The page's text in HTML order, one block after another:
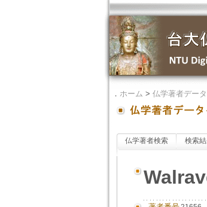
． ホーム > 仏学著者デー
仏学著者検索 検索